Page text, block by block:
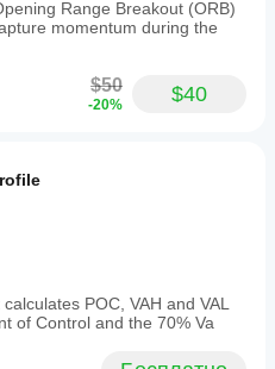
Range Breakout (ORB)
momentum during the
$50
-20% $40
POC, VAH and VAL
of Control and the 70% Va